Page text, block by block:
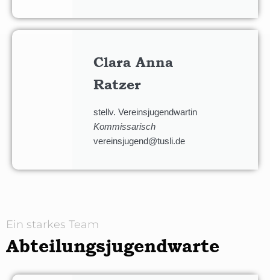
Clara Anna
Ratzer
stellv. Vereinsjugendwartin
Kommissarisch
vereinsjugend@tusli.de
Ein starkes Team
Abteilungsjugendwarte